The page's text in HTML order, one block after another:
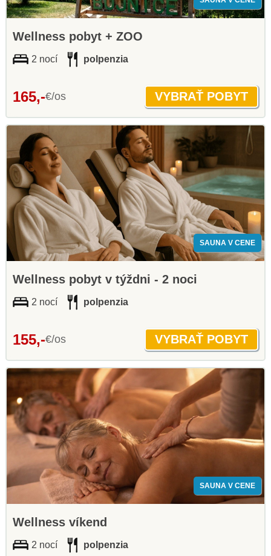
Wellness pobyt + ZOO
2 nocí polpenzia
165,-€/os
SAUNA V CENE
Wellness pobyt v týždni - 2 noci
2 nocí polpenzia
155,-€/os
SAUNA V CENE
Wellness víkend
2 nocí polpenzia